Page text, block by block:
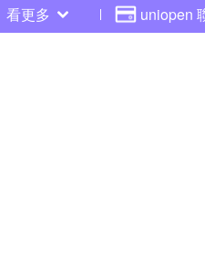
看更多 uniopen